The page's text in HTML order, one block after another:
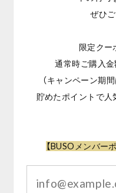
ぜひ
限定クー
通常時ご購入金
（キャンペーン期
貯めたポイントで人
【BUSOメンバー